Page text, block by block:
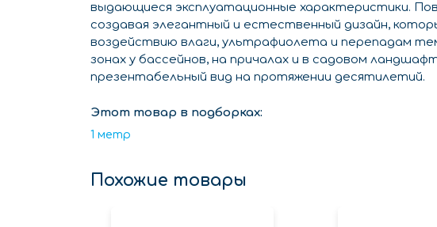
выдающиеся эксплуатационные характеристики.
создавая элегантный и естественный дизайн,
воздействию влаги, ультрафиолета и перепадам
зонах у бассейнов, на причалах и в садовом
презентабельный вид на протяжении десятилетий.
Этот товар в подборках:
1 метр
Похожие товары